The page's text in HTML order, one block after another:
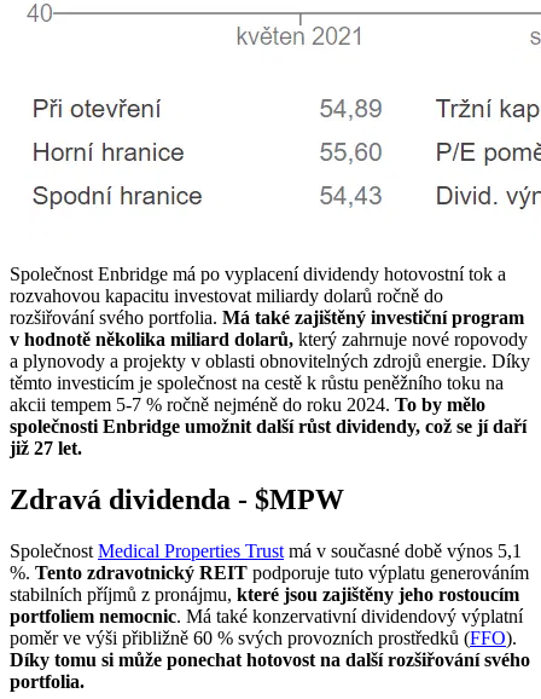
Společnost Enbridge má po vyplacení dividendy hotovostní tok a
rozvahovou kapacitu investovat miliardy dolarů ročně do
rozšiřování svého portfolia. Má také zajištěný investiční program
v hodnotě několika miliard dolarů, který zahrnuje nové ropovody
a plynovody a projekty v oblasti obnovitelných zdrojů energie. Díky
těmto investicím je společnost na cestě k růstu peněžního toku na
akcii tempem 5-7 % ročně nejméně do roku 2024. To by mělo
společnosti Enbridge umožnit další růst dividendy, což se jí daří
již 27 let.
Zdravá dividenda - $MPW
Společnost Medical Properties Trust má v současné době výnos 5,1
%. Tento zdravotnický REIT podporuje tuto výplatu generováním
stabilních příjmů z pronájmu, které jsou zajištěny jeho rostoucím
portfoliem nemocnic. Má také konzervativní dividendový výplatní
poměr ve výši přibližně 60 % svých provozních prostředků (FFO).
Díky tomu si může ponechat hotovost na další rozšiřování svého
portfolia.